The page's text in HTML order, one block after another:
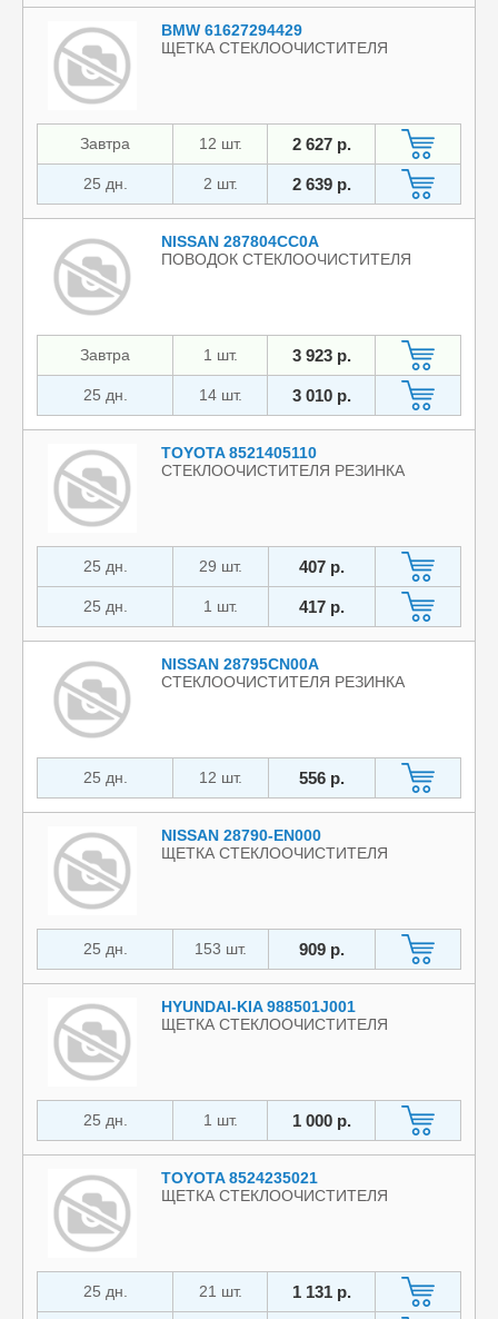
BMW 61627294429
ЩЕТКА СТЕКЛООЧИСТИТЕЛЯ
Завтра 12 шт. 2 627 р.
25 дн. 2 шт. 2 639 р.
NISSAN 287804CC0A
ПОВОДОК СТЕКЛООЧИСТИТЕЛЯ
Завтра 1 шт. 3 923 р.
25 дн. 14 шт. 3 010 р.
TOYOTA 8521405110
СТЕКЛООЧИСТИТЕЛЯ РЕЗИНКА
25 дн. 29 шт. 407 р.
25 дн. 1 шт. 417 р.
NISSAN 28795CN00A
СТЕКЛООЧИСТИТЕЛЯ РЕЗИНКА
25 дн. 12 шт. 556 р.
NISSAN 28790-EN000
ЩЕТКА СТЕКЛООЧИСТИТЕЛЯ
25 дн. 153 шт. 909 р.
HYUNDAI-KIA 988501J001
ЩЕТКА СТЕКЛООЧИСТИТЕЛЯ
25 дн. 1 шт. 1 000 р.
TOYOTA 8524235021
ЩЕТКА СТЕКЛООЧИСТИТЕЛЯ
25 дн. 21 шт. 1 131 р.